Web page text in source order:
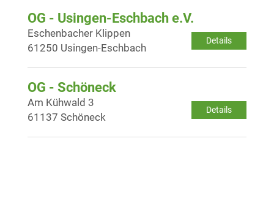
OG - Usingen-Eschbach e.V.
Details
Eschenbacher Klippen
61250 Usingen-Eschbach
OG - Schöneck
Details
Am Kühwald 3
61137 Schöneck